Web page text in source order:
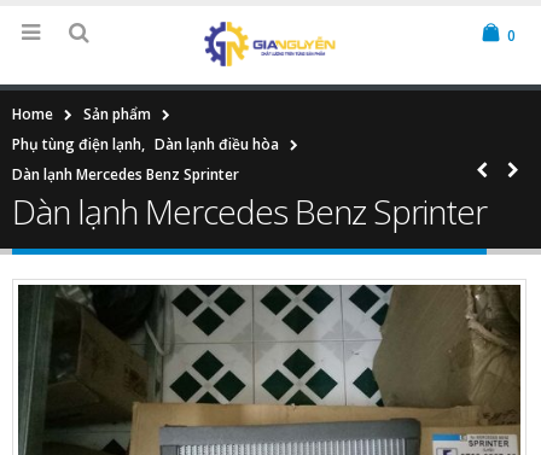
0
Home
Sản phẩm
Phụ tùng điện lạnh, Dàn lạnh điều hòa
Dàn lạnh Mercedes Benz Sprinter
Dàn lạnh Mercedes Benz Sprinter